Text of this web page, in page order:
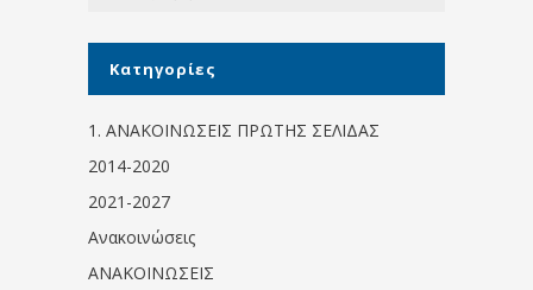
Kατηγορίες
1. ΑΝΑΚΟΙΝΩΣΕΙΣ ΠΡΩΤΗΣ ΣΕΛΙΔΑΣ
2014-2020
2021-2027
Ανακοινώσεις
ΑΝΑΚΟΙΝΩΣΕΙΣ